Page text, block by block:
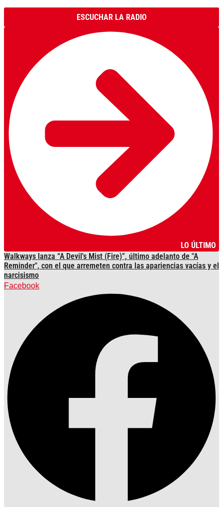
ESCUCHAR LA RADIO
LO ÚLTIMO
Walkways lanza “A Devil's Mist (Fire)”, último adelanto de "A
Reminder", con el que arremeten contra las apariencias vacías y el
narcisismo
Facebook